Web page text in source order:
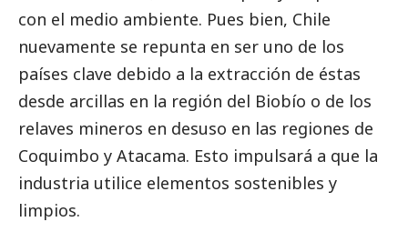
con el medio ambiente. Pues bien, Chile
nuevamente se repunta en ser uno de los
países clave debido a la extracción de éstas
desde arcillas en la región del Biobío o de los
relaves mineros en desuso en las regiones de
Coquimbo y Atacama. Esto impulsará a que la
industria utilice elementos sostenibles y
limpios.